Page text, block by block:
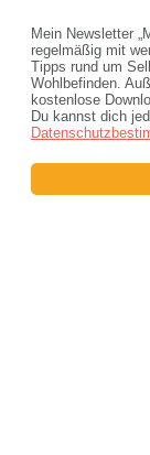
Mein Newsletter
regelmäßig mit
Tipps rund um
Wohlbefinden.
kostenlose
Du kannst dich